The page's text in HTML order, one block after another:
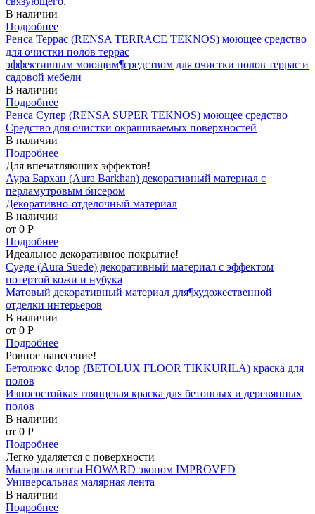
В наличии
Подробнее
Ренса Террас (RENSA TERRACE TEKNOS) моющее средство
для очистки полов террас
эффективным моющим¶средством для очистки полов террас и
садовой мебели
В наличии
Подробнее
Ренса Супер (RENSA SUPER TEKNOS) моющее средство
Средство для очистки окрашиваемых поверхностей
В наличии
Подробнее
Для впечатляющих эффектов!
Аура Бархан (Aura Barkhan) декоративный материал с
перламутровым бисером
Декоративно-отделочный материал
В наличии
от 0 P
Подробнее
Идеальное декоративное покрытие!
Суеде (Aura Suede) декоративный материал с эффектом
потертой кожи и нубука
Матовый декоративный материал для¶художественной
отделки интерьеров
В наличии
от 0 P
Подробнее
Ровное нанесение!
Бетолюкс Флор (BETOLUX FLOOR TIKKURILA) краска для
полов
Износостойкая глянцевая краска для бетонных и деревянных
полов
В наличии
от 0 P
Подробнее
Легко удаляется с поверхности
Малярная лента HOWARD эконом IMPROVED
Универсальная малярная лента
В наличии
Подробнее